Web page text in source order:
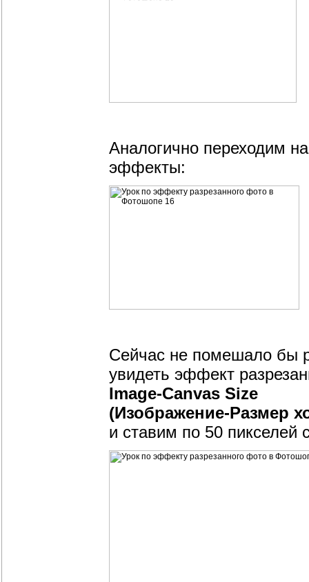
Аналогично переходим
эффекты:
Сейчас не помешало бы
увидеть эффект
Image-Canvas Size
(Изображение-Размер
и ставим по 50 пикселей